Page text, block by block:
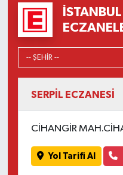
SERPİL ECZANESİ
CİHANGİR
Yol Tarifi Al